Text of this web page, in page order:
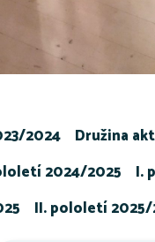
2024
Družina
2024/2025
I.
II. pololetí